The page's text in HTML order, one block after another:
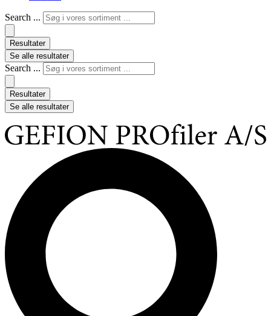
Search ...
Resultater
Se alle resultater
Search ...
Resultater
Se alle resultater